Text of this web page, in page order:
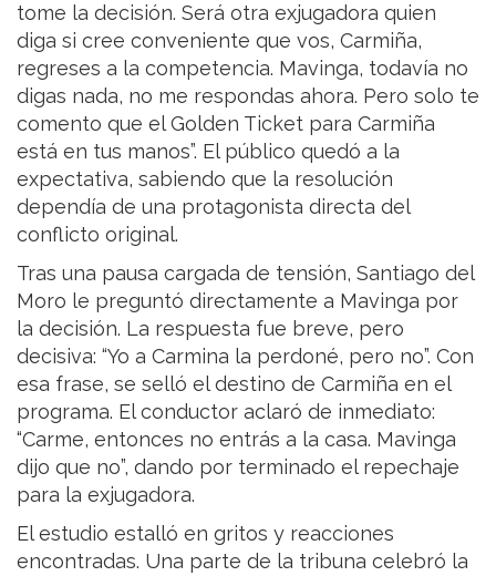
tome la decisión. Será otra exjugadora quien
diga si cree conveniente que vos, Carmiña,
regreses a la competencia. Mavinga, todavía no
digas nada, no me respondas ahora. Pero solo te
comento que el Golden Ticket para Carmiña
está en tus manos”. El público quedó a la
expectativa, sabiendo que la resolución
dependía de una protagonista directa del
conflicto original.
Tras una pausa cargada de tensión, Santiago del
Moro le preguntó directamente a Mavinga por
la decisión. La respuesta fue breve, pero
decisiva: “Yo a Carmina la perdoné, pero no”. Con
esa frase, se selló el destino de Carmiña en el
programa. El conductor aclaró de inmediato:
“Carme, entonces no entrás a la casa. Mavinga
dijo que no”, dando por terminado el repechaje
para la exjugadora.
El estudio estalló en gritos y reacciones
encontradas. Una parte de la tribuna celebró la